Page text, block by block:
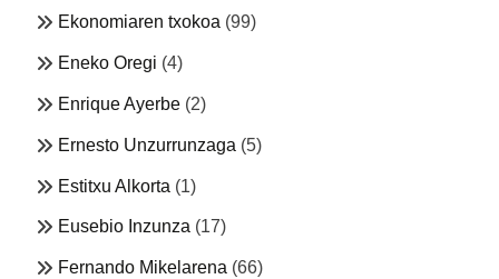
Ekonomiaren txokoa (99)
Eneko Oregi (4)
Enrique Ayerbe (2)
Ernesto Unzurrunzaga (5)
Estitxu Alkorta (1)
Eusebio Inzunza (17)
Fernando Mikelarena (66)